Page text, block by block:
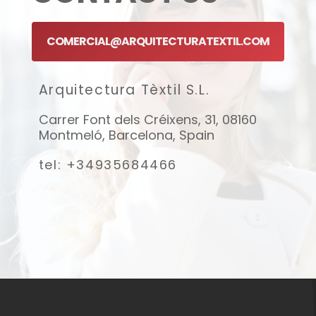
COMERCIAL@ARQUITECTURATEXTIL.COM
Arquitectura Tèxtil S.L.
Carrer Font dels Créixens, 31, 08160
Montmeló, Barcelona, Spain
tel: +34935684466